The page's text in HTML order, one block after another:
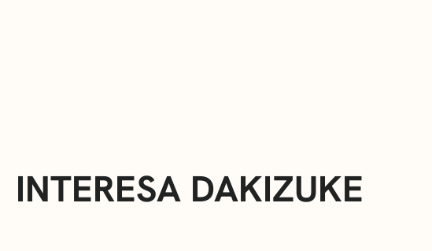
INTERESA DAKIZUKE